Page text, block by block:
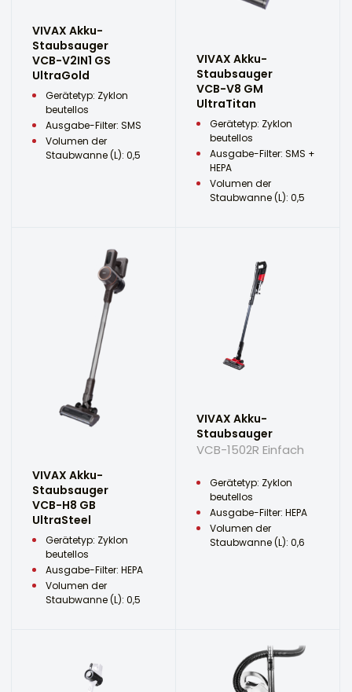
VIVAX Akku-
Staubsauger
VCB-V2IN1 GS
UltraGold
Gerätetyp: Zyklon
beutellos
Ausgabe-Filter: SMS
Volumen der
Staubwanne (L): 0,5
VIVAX Akku-
Staubsauger
VCB-V8 GM
UltraTitan
Gerätetyp: Zyklon
beutellos
Ausgabe-Filter: SMS +
HEPA
Volumen der
Staubwanne (L): 0,5
VIVAX Akku-
Staubsauger
VCB-H8 GB
UltraSteel
Gerätetyp: Zyklon
beutellos
Ausgabe-Filter: HEPA
Volumen der
Staubwanne (L): 0,5
VIVAX Akku-
Staubsauger
VCB-1502R Einfach
Gerätetyp: Zyklon
beutellos
Ausgabe-Filter: HEPA
Volumen der
Staubwanne (L): 0,6